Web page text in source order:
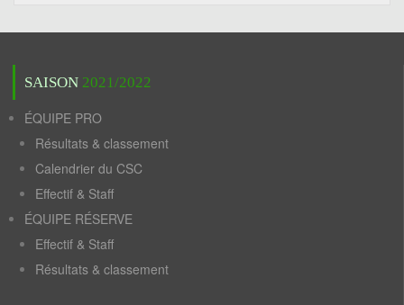
SAISON 2021/2022
ÉQUIPE PRO
Résultats & classement
Calendrier du CSC
Effectif & Staff
ÉQUIPE RÉSERVE
Effectif & Staff
Résultats & classement